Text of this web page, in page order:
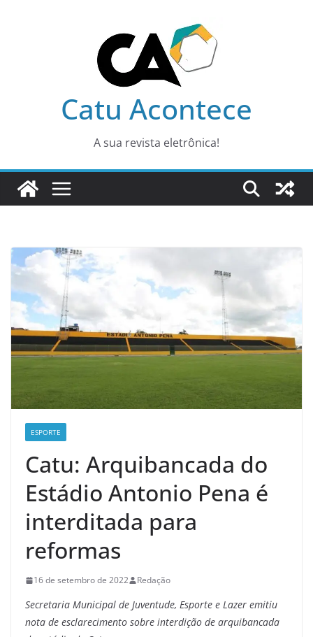
Catu Acontece
A sua revista eletrônica!
ESPORTE
Catu: Arquibancada do
Estádio Antonio Pena é
interditada para
reformas
16 de setembro de 2022 Redação
Secretaria Municipal de Juventude, Esporte e Lazer emitiu
nota de esclarecimento sobre interdição de arquibancada